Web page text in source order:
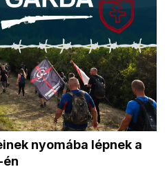
nyomába lépnek a